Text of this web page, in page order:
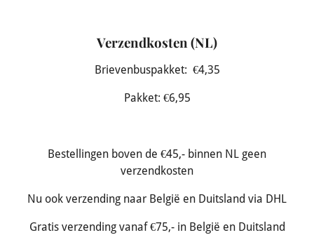
Verzendkosten (NL)
Brievenbuspakket: €4,35
Pakket: €6,95
Bestellingen boven de €45,- binnen NL geen
verzendkosten
Nu ook verzending naar België en Duitsland via DHL
Gratis verzending vanaf €75,- in België en Duitsland